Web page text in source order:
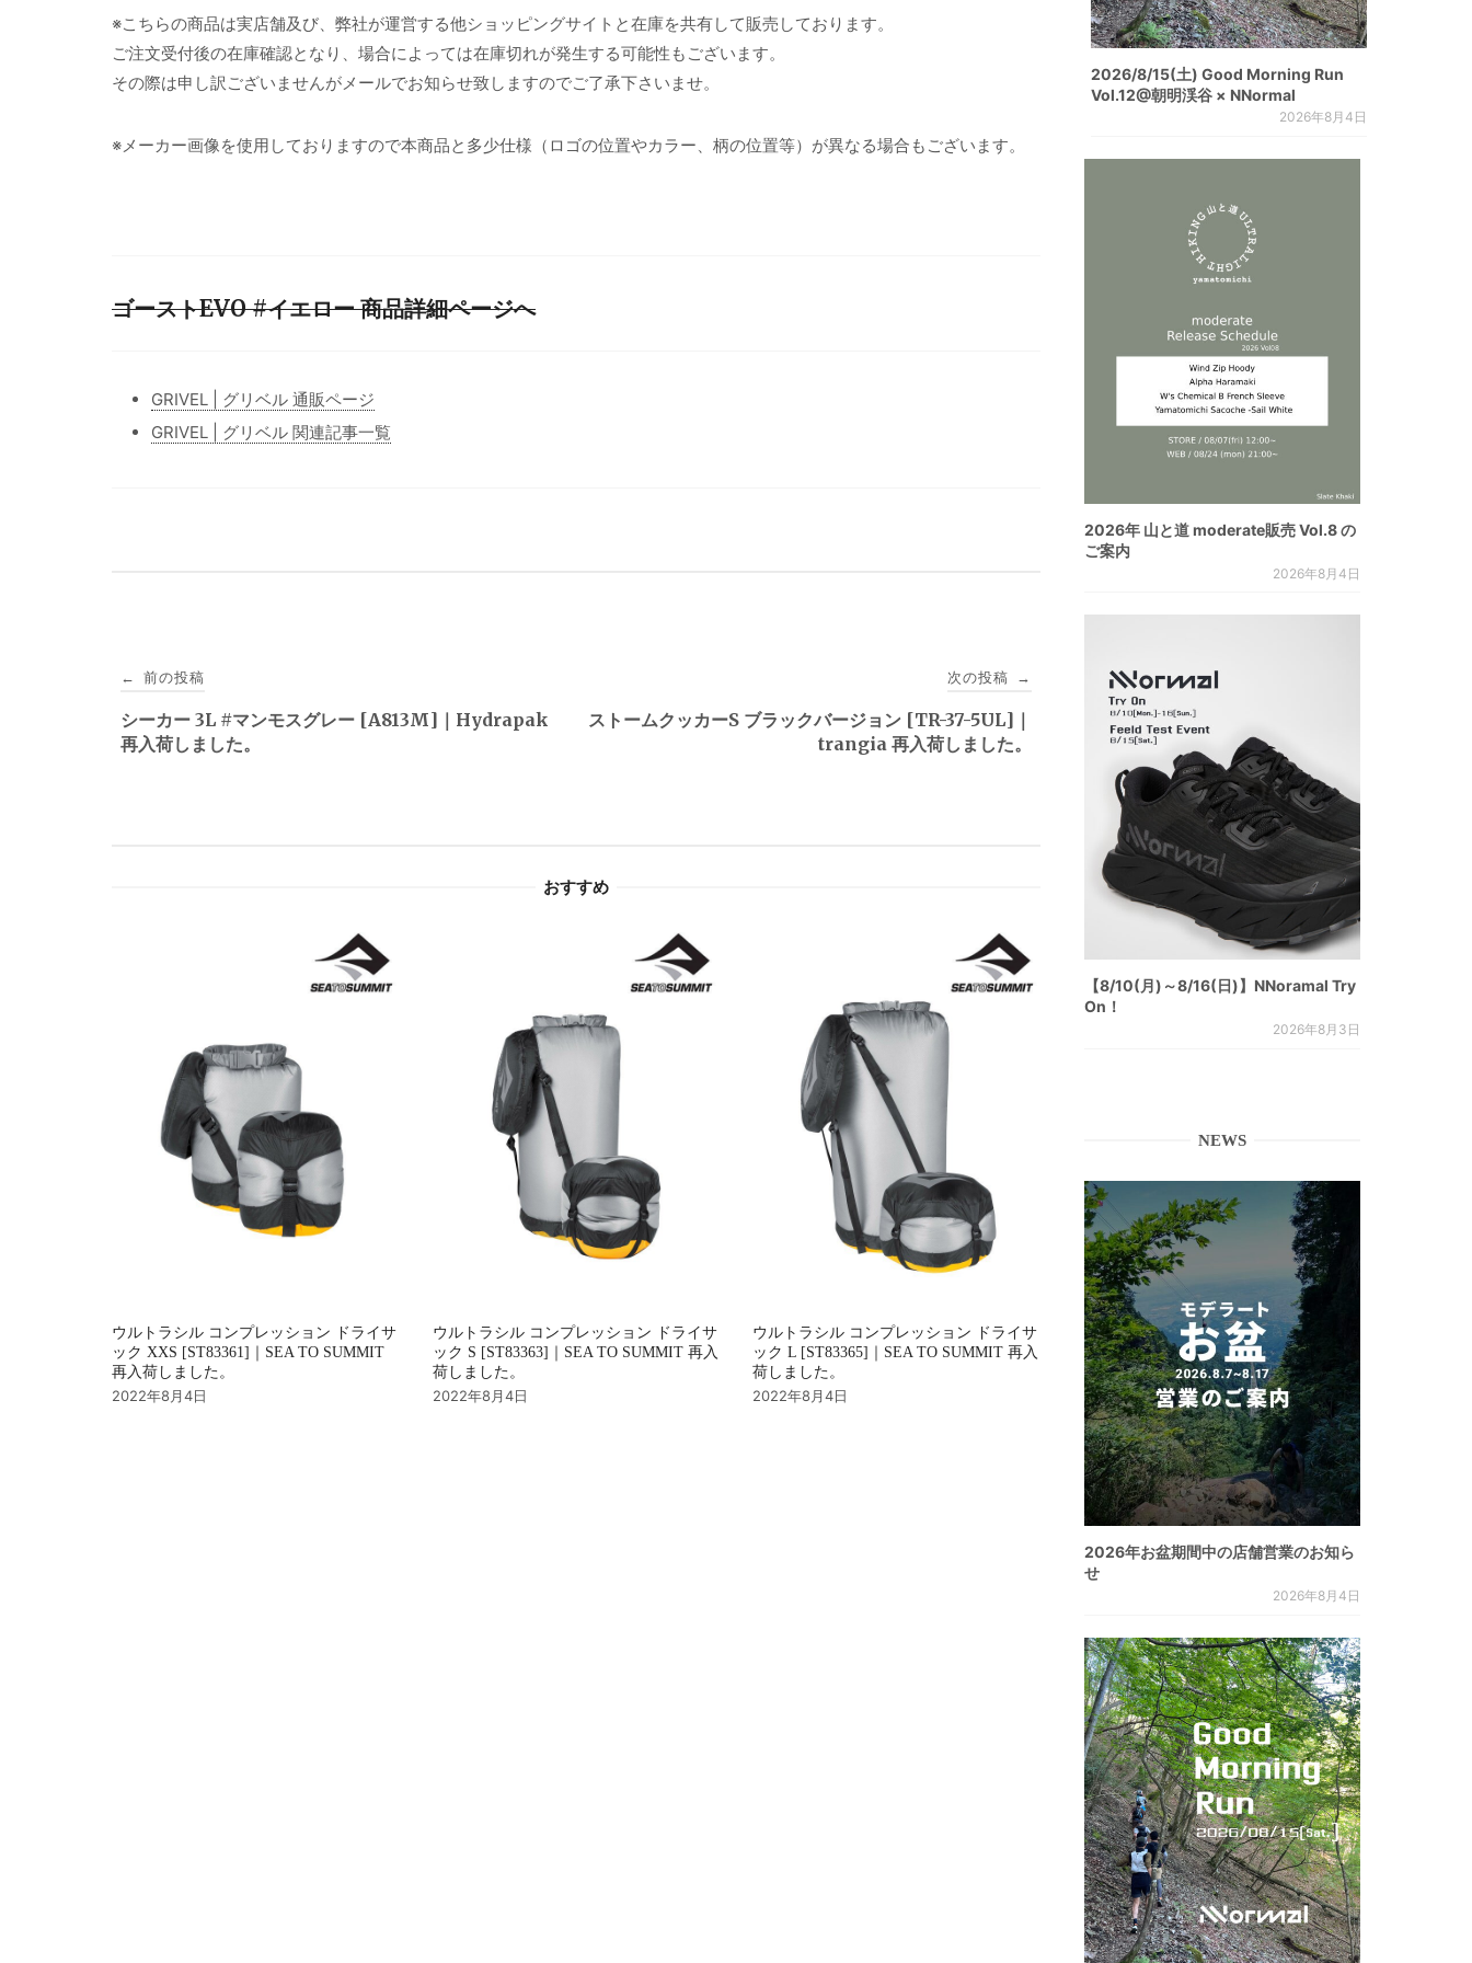
※こちらの商品は実店舗及び、弊社が運営する他ショッピングサイトと在庫を共有して販売しております。
ご注文受付後の在庫確認となり、場合によっては在庫切れが発生する可能性もございます。
その際は申し訳ございませんがメールでお知らせ致しますのでご了承下さいませ。
※メーカー画像を使用しておりますので本商品と多少仕様（ロゴの位置やカラー、柄の位置等）が異なる場合もございます。
ゴーストEVO #イエロー 商品詳細ページへ
GRIVEL | グリベル 通販ページ
GRIVEL | グリベル 関連記事一覧
稿
ナ
← 前の投稿
シーカー 3L #マンモスグレー [A813M]｜Hydrapak
再入荷しました。
次の投稿 →
ストームクッカーS ブラックバージョン [TR-37-5UL]｜
trangia 再入荷しました。
おすすめ
ウルトラシル コンプレッション ドライサ
ック XXS [ST83361]｜SEA TO SUMMIT
再入荷しました。
2022年8月4日
ウルトラシル コンプレッション ドライサ
ック S [ST83363]｜SEA TO SUMMIT 再入
荷しました。
2022年8月4日
ウルトラシル コンプレッション ドライサ
ック L [ST83365]｜SEA TO SUMMIT 再入
荷しました。
2022年8月4日
2026/8/15(土) Good Morning Run
Vol.12@朝明渓谷 × NNormal
2026年8月4日
2026年 山と道 moderate販売 Vol.8 の
ご案内
2026年8月4日
【8/10(月)～8/16(日)】NNoramal Try
On！
2026年8月3日
NEWS
2026年お盆期間中の店舗営業のお知ら
せ
2026年8月4日